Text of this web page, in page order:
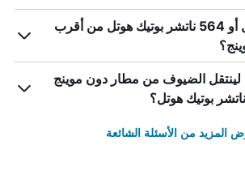
ما مدى قرب كابيتال أو 564 ناتشر بوتيك هوتل من أقرب
الضيوف من مطار دون موينج
المزيد من الأسئلة الشائعة